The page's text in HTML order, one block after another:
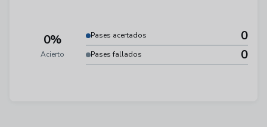
0%
Acierto
Pases acertados 0
Pases fallados 0